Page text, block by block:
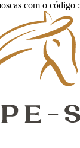
com o código :